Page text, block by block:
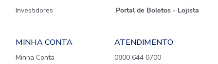
Investidores
Portal de Boletos - Lojista
MINHA CONTA
Minha Conta
ATENDIMENTO
0800 644 0700